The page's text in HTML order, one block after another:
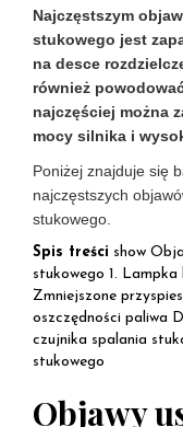
Najczęstszym
stukowego jest
na desce
również
najczęściej można
mocy silnika i
Poniżej znajduje się
najczęstszych
stukowego.
Spis treści show
stukowego 1. Lampka
Zmniejszone
oszczędności paliwa
czujnika spalania
stukowego
Objawy